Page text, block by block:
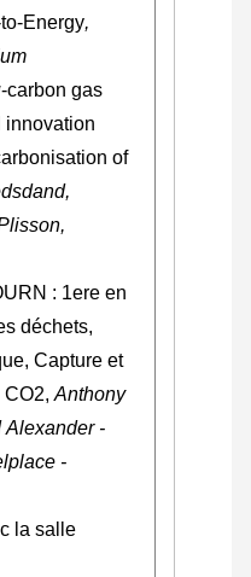
Energy,
carbon gas
innovation
of
: 1ere en
déchets,
Capture et
CO2,Anthony
Alexander -
-
la salle